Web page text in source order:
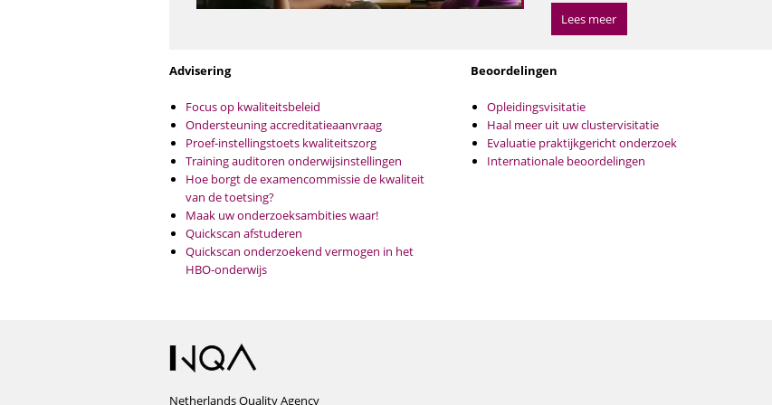
Lees meer
Advisering
Focus op kwaliteitsbeleid
Ondersteuning accreditatieaanvraag
Proef-instellingstoets kwaliteitszorg
Training auditoren onderwijsinstellingen
Hoe borgt de examencommissie de kwaliteit
van de toetsing?
Maak uw onderzoeksambities waar!
Quickscan afstuderen
Quickscan onderzoekend vermogen in het
HBO-onderwijs
Beoordelingen
Opleidingsvisitatie
Haal meer uit uw clustervisitatie
Evaluatie praktijkgericht onderzoek
Internationale beoordelingen
Netherlands Quality Agency